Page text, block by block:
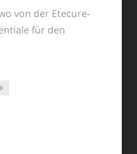
von der Etecure-
für den
Nachfolger